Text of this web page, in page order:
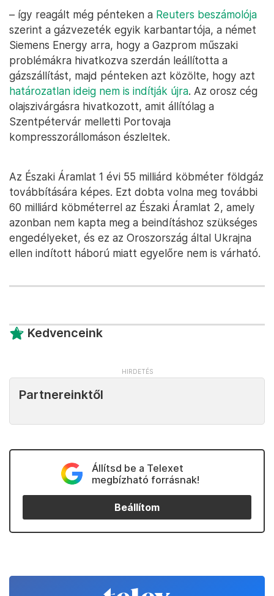
– így reagált még pénteken a Reuters beszámolója
szerint a gázvezeték egyik karbantartója, a német
Siemens Energy arra, hogy a Gazprom műszaki
problémákra hivatkozva szerdán leállította a
gázszállítást, majd pénteken azt közölte, hogy azt
határozatlan ideig nem is indítják újra. Az orosz cég
olajszivárgásra hivatkozott, amit állítólag a
Szentpétervár melletti Portovaja
kompresszorállomáson észleltek.
Az Északi Áramlat 1 évi 55 milliárd köbméter földgáz
továbbítására képes. Ezt dobta volna meg további
60 milliárd köbméterrel az Északi Áramlat 2, amely
azonban nem kapta meg a beindításhoz szükséges
engedélyeket, és ez az Oroszország által Ukrajna
ellen indított háború miatt egyelőre nem is várható.
Kedvenceink
Partnereinktől
Állítsd be a Telexet
megbízható forrásnak!
Beállítom